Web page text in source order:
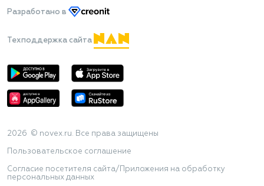
Разработано в
Техподдержка сайта
2026 © novex.ru. Все права защищены
Пользовательское соглашение
Согласие посетителя сайта/Приложения на обработку
персональных данных